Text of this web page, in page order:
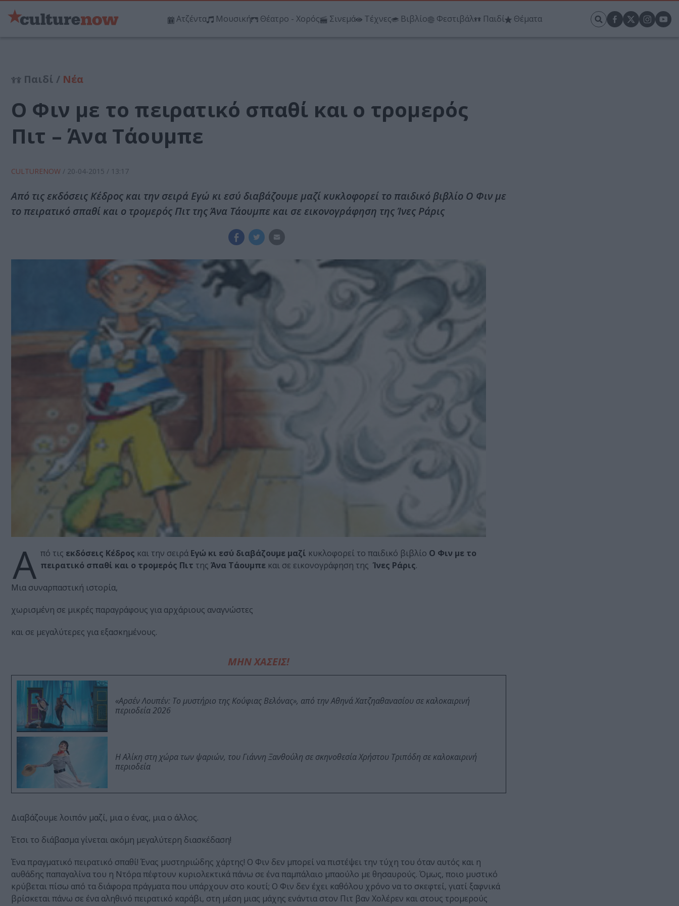
Ατζέντα Μουσική Θέατρο - Χορός Σινεμά Τέχνες Βιβλίο Φεστιβάλ Παιδί Θέματα
Παιδί / Νέα
Ο Φιν με το πειρατικό σπαθί και ο τρομερός
Πιτ – Άνα Τάουμπε
CULTURENOW / 20-04-2015 / 13:17
Από τις εκδόσεις Κέδρος και την σειρά Εγώ κι εσύ διαβάζουμε μαζί κυκλοφορεί το παιδικό βιβλίο Ο Φιν με
το πειρατικό σπαθί και ο τρομερός Πιτ της Άνα Τάουμπε και σε εικονογράφηση της Ίνες Ράρις
Α πό τις εκδόσεις Κέδρος και την σειρά Εγώ κι εσύ διαβάζουμε μαζί κυκλοφορεί το παιδικό βιβλίο Ο Φιν με το
πειρατικό σπαθί και ο τρομερός Πιτ της Άνα Τάουμπε και σε εικονογράφηση της Ίνες Ράρις.
Μια συναρπαστική ιστορία,
χωρισμένη σε μικρές παραγράφους για αρχάριους αναγνώστες
και σε μεγαλύτερες για εξασκημένους.
ΜΗΝ ΧΑΣΕΙΣ!
«Αρσέν Λουπέν: Το μυστήριο της Κούφιας Βελόνας», από την Αθηνά Χατζηαθανασίου σε καλοκαιρινή
περιοδεία 2026
Η Αλίκη στη χώρα των ψαριών, του Γιάννη Ξανθούλη σε σκηνοθεσία Χρήστου Τριπόδη σε καλοκαιρινή
περιοδεία
Διαβάζουμε λοιπόν μαζί, μια ο ένας, μια ο άλλος.
Έτσι το διάβασμα γίνεται ακόμη μεγαλύτερη διασκέδαση!
Ένα πραγματικό πειρατικό σπαθί! Ένας μυστηριώδης χάρτης! Ο Φιν δεν μπορεί να πιστέψει την τύχη του όταν αυτός και η
αυθάδης παπαγαλίνα του η Ντόρα πέφτουν κυριολεκτικά πάνω σε ένα παμπάλαιο μπαούλο με θησαυρούς. Όμως, ποιο μυστικό
κρύβεται πίσω από τα διάφορα πράγματα που υπάρχουν στο κουτί; Ο Φιν δεν έχει καθόλου χρόνο να το σκεφτεί, γιατί ξαφνικά
βρίσκεται πάνω σε ένα αληθινό πειρατικό καράβι, στη μέση μιας μάχης ενάντια στον Πιτ βαν Χολέρεν και στους τρομερούς